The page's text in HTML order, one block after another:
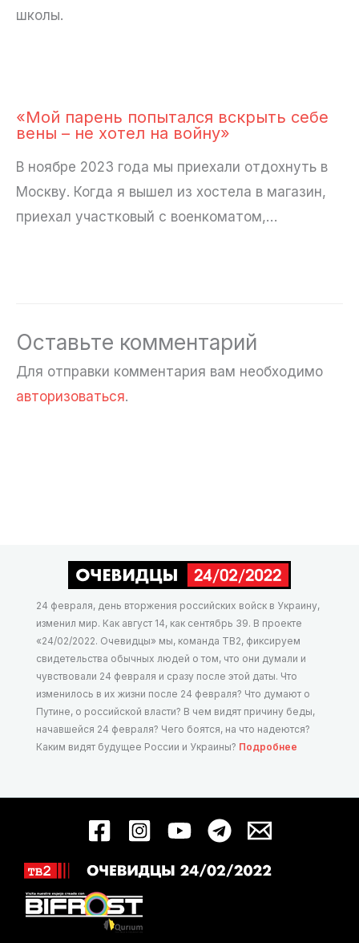
школы.
«Мой парень попытался вскрыть себе
вены – не хотел на войну»
В ноябре 2023 года мы приехали отдохнуть в
Москву. Когда я вышел из хостела в магазин,
приехал участковый с военкоматом,…
Оставьте комментарий
Для отправки комментария вам необходимо
авторизоваться.
24 февраля, день вторжения российских войск в Украину,
изменил мир. Как август 14, как сентябрь 39. В проекте
«24/02/2022. Очевидцы» мы, команда ТВ2, фиксируем
свидетельства обычных людей о том, что они думали и
чувствовали 24 февраля и сразу после этой даты. Что
изменилось в их жизни после 24 февраля? Что думают о
Путине, о российской власти? В чем видят причину беды,
начавшейся 24 февраля? Чего боятся, на что надеются?
Каким видят будущее России и Украины? Подробнее